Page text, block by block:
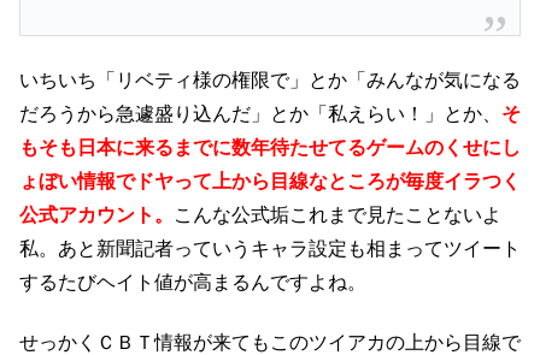
いちいち「リベティ様の権限で」とか「みんなが気になる
だろうから急遽盛り込んだ」とか「私えらい！」とか、 そ
もそも日本に来るまでに数年待たせてるゲームのくせにし
ょぼい情報でドヤって上から目線なところが毎度イラつく
公式アカウント。
こんな公式垢これまで見たことないよ
私。あと新聞記者っていうキャラ設定も相まってツイート
するたびヘイト値が高まるんですよね。
せっかくＣＢＴ情報が来てもこのツイアカの上から目線で